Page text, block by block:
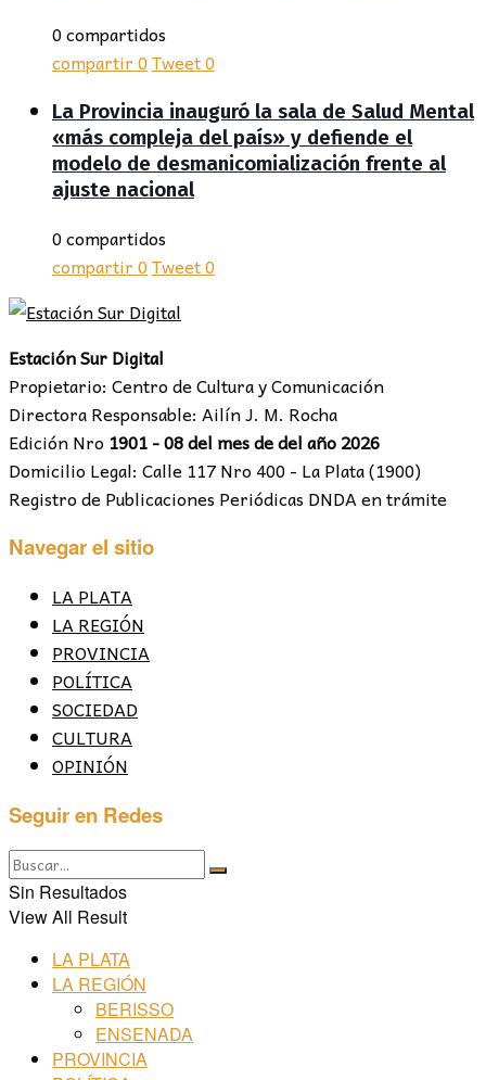
0 compartidos
compartir0Tweet0
La Provincia inauguró la sala de Salud Mental
«más compleja del país» y defiende el
modelo de desmanicomialización frente al
ajuste nacional
0 compartidos
compartir0Tweet0
Estación Sur Digital
Propietario: Centro de Cultura y Comunicación
Directora Responsable: Ailín J. M. Rocha
Edición Nro 1901 - 08 del mes de del año 2026
Domicilio Legal: Calle 117 Nro 400 - La Plata (1900)
Registro de Publicaciones Periódicas DNDA en trámite
Navegar el sitio
LA PLATA
LA REGIÓN
PROVINCIA
POLÍTICA
SOCIEDAD
CULTURA
OPINIÓN
Seguir en Redes
Sin Resultados
View All Result
LA PLATA
LA REGIÓN
BERISSO
ENSENADA
PROVINCIA